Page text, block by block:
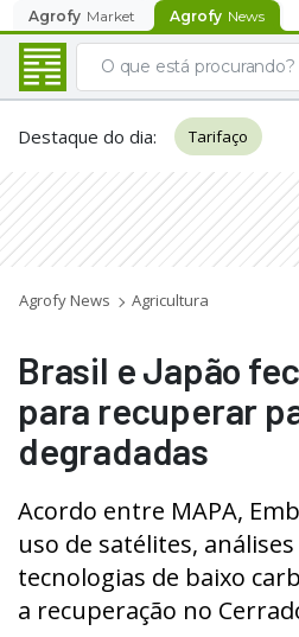
Agrofy Market Agrofy News
Destaque do dia: Tarifaço
Agrofy News Agricultura
Brasil e Japão
para recuperar
degradadas
Acordo entre MAPA,
uso de satélites,
tecnologias de baixo
a recuperação no